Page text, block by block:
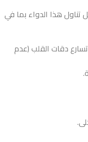
تناول هذا الدواء بما في
دقات القلب (عدم